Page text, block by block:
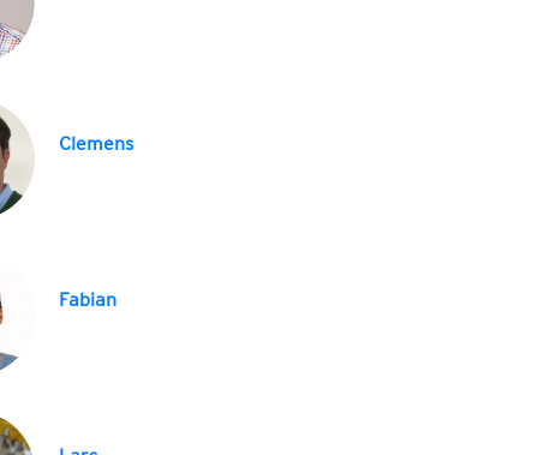
Clemens
Fabian